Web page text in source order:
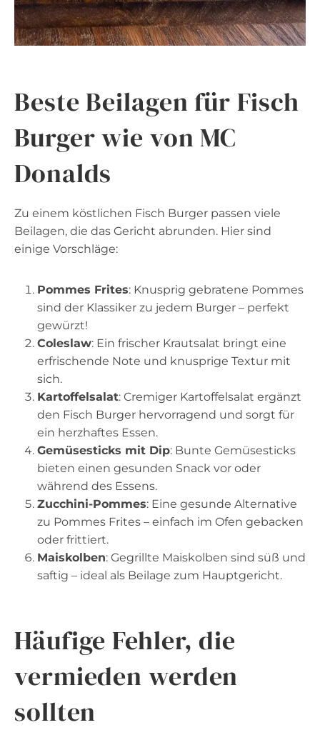
Beste Beilagen für Fisch
Burger wie von MC
Donalds
Zu einem köstlichen Fisch Burger passen viele
Beilagen, die das Gericht abrunden. Hier sind
einige Vorschläge:
Pommes Frites: Knusprig gebratene Pommes
sind der Klassiker zu jedem Burger – perfekt
gewürzt!
Coleslaw: Ein frischer Krautsalat bringt eine
erfrischende Note und knusprige Textur mit
sich.
Kartoffelsalat: Cremiger Kartoffelsalat ergänzt
den Fisch Burger hervorragend und sorgt für
ein herzhaftes Essen.
Gemüsesticks mit Dip: Bunte Gemüsesticks
bieten einen gesunden Snack vor oder
während des Essens.
Zucchini-Pommes: Eine gesunde Alternative
zu Pommes Frites – einfach im Ofen gebacken
oder frittiert.
Maiskolben: Gegrillte Maiskolben sind süß und
saftig – ideal als Beilage zum Hauptgericht.
Häufige Fehler, die
vermieden werden
sollten